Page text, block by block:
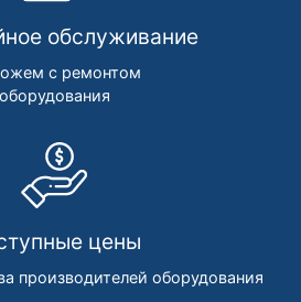
обслуживание
с ремонтом
оборудования
цены
производителей оборудования